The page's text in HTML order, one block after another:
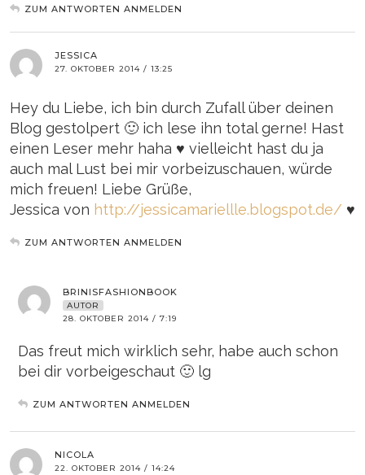
ZUM ANTWORTEN ANMELDEN
JESSICA
27. OKTOBER 2014 / 13:25
Hey du Liebe, ich bin durch Zufall über deinen
Blog gestolpert 🙂 ich lese ihn total gerne! Hast
einen Leser mehr haha ♥ vielleicht hast du ja
auch mal Lust bei mir vorbeizuschauen, würde
mich freuen! Liebe Grüße,
Jessica von http://jessicamariellle.blogspot.de/ ♥
ZUM ANTWORTEN ANMELDEN
BRINISFASHIONBOOK
AUTOR
28. OKTOBER 2014 / 7:19
Das freut mich wirklich sehr, habe auch schon
bei dir vorbeigeschaut 🙂 lg
ZUM ANTWORTEN ANMELDEN
NICOLA
22. OKTOBER 2014 / 14:24